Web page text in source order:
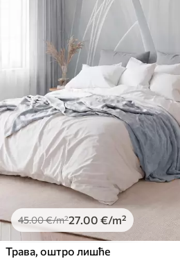
45.00€/m²27.00 €/m²
Трава, оштро лишће